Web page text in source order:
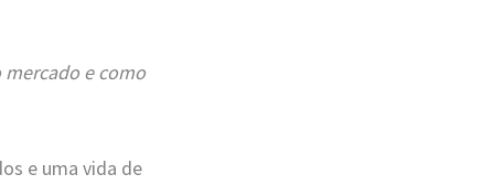
e como
e uma vida de